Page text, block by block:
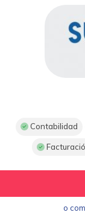
Contabilidad
o